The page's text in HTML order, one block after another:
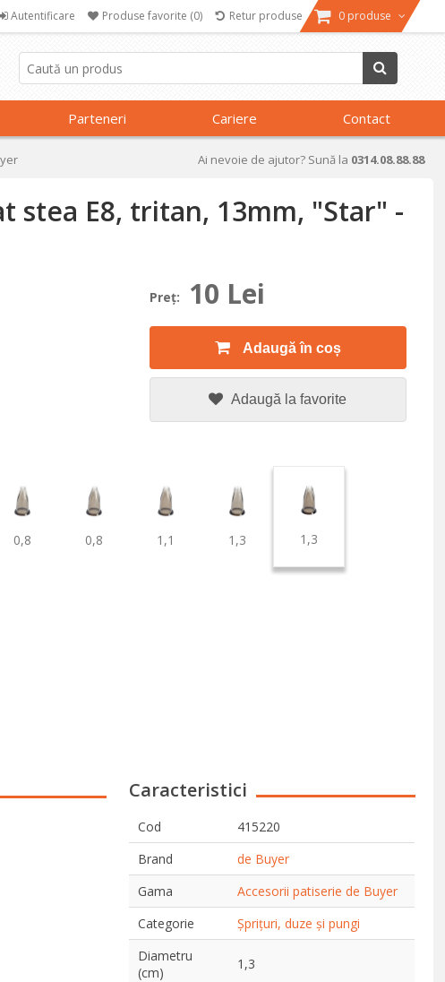
Autentificare Produse favorite (0) Retur produse 0 produse
Parteneri Cariere Contact
Ai nevoie de ajutor? Sună la 0314.08.88.88
stea E8, tritan, 13mm, "Star" -
Preţ: 10 Lei
Adaugă în coș
Adaugă la favorite
0,8 0,8 1,1 1,3 1,3
Caracteristici
Cod
415220
Brand
de Buyer
Gama
Accesorii patiserie de Buyer
Categorie
Șprițuri, duze și pungi
Diametru
(cm)
1,3